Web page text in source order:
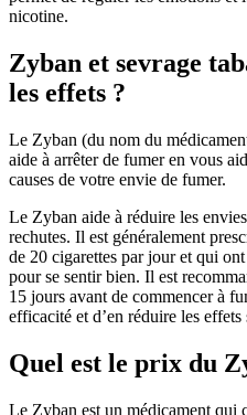
nicotine.
Zyban et sevrage
les effets ?
Le Zyban (du nom du
aide à arrêter de fumer en vous
causes de votre envie de fumer.
Le Zyban aide à réduire les
rechutes. Il est généralement
de 20 cigarettes par jour et qui
pour se sentir bien. Il est
15 jours avant de commencer à
efficacité et d’en réduire les effets
Quel est le prix du
Le Zyban est un médicament qui